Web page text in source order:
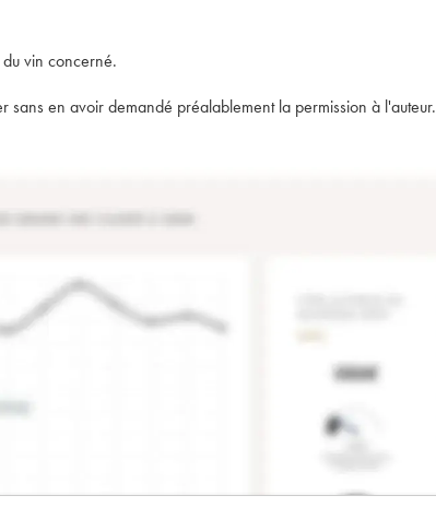
du vin concerné.
en avoir demandé préalablement la permission à l'auteur.